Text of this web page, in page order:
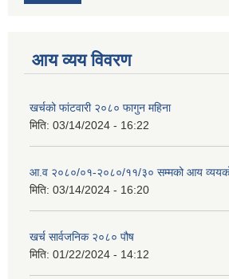
आय व्यय विवरण
खर्चको फांटवारी २०८० फागुन महिना
मिति: 03/14/2024 - 16:22
आ.व २०८०/०१-२०८०/११/३० सम्मको आय
मिति: 03/14/2024 - 16:20
खर्च सार्वजनिक २०८० पौष
मिति: 01/22/2024 - 14:12